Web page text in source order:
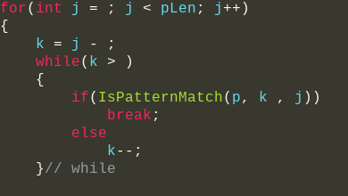
for( int j = ; j < pLen ; j ++)
{
        k
= j -
;
while( k >
)
{
if( IsPatternMatch( p, k , j ))
break ;
else
                k
--;
}// while